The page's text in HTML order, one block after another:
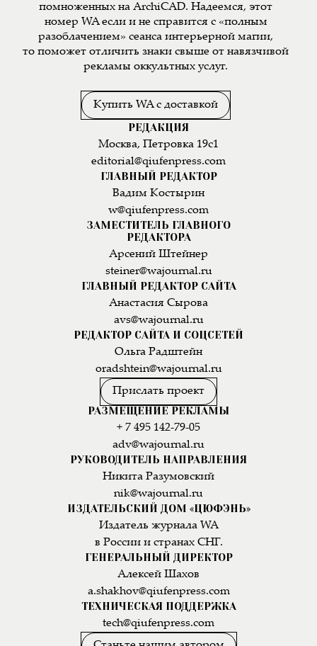
помноженных на ArchiCAD. Надеемся, этот
номер WA если и не справится с «полным
разоблачением» сеанса интерьерной магии,
то поможет отличить знаки свыше от навязчивой
рекламы оккультных услуг.
Купить WA с доставкой
РЕДАКЦИЯ
Москва, Петровка 19с1
editorial@qiufenpress.com
ГЛАВНЫЙ РЕДАКТОР
Вадим Костырин
w@qiufenpress.com
ЗАМЕСТИТЕЛЬ ГЛАВНОГО
РЕДАКТОРА
Арсений Штейнер
steiner@wajournal.ru
ГЛАВНЫЙ РЕДАКТОР САЙТА
Анастасия Сырова
avs@wajournal.ru
РЕДАКТОР САЙТА И СОЦСЕТЕЙ
Ольга Радштейн
oradshtein@wajournal.ru
Прислать проект
РАЗМЕЩЕНИЕ РЕКЛАМЫ
+ 7 495 142-79-05
adv@wajournal.ru
РУКОВОДИТЕЛЬ НАПРАВЛЕНИЯ
Никита Разумовский
nik@wajournal.ru
ИЗДАТЕЛЬСКИЙ ДОМ «ЦЮФЭНЬ»
Издатель журнала WA
в России и странах СНГ.
ГЕНЕРАЛЬНЫЙ ДИРЕКТОР
Алексей Шахов
a.shakhov@qiufenpress.com
ТЕХНИЧЕСКАЯ ПОДДЕРЖКА
tech@qiufenpress.com